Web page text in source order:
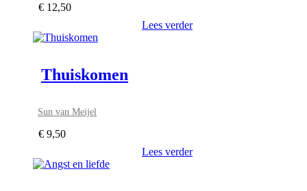
€ 12,50
Lees verder
Thuiskomen
Sun van Meijel
€ 9,50
Lees verder